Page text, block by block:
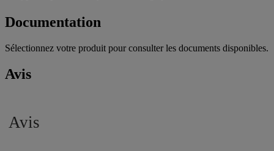
Documentation
Sélectionnez votre produit pour consulter les documents disponibles.
Avis